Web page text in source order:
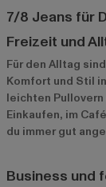
7/8 Jeans für
Freizeit und
Für den Alltag
Komfort und Stil
leichten
Einkaufen, im
du immer gut
Business und